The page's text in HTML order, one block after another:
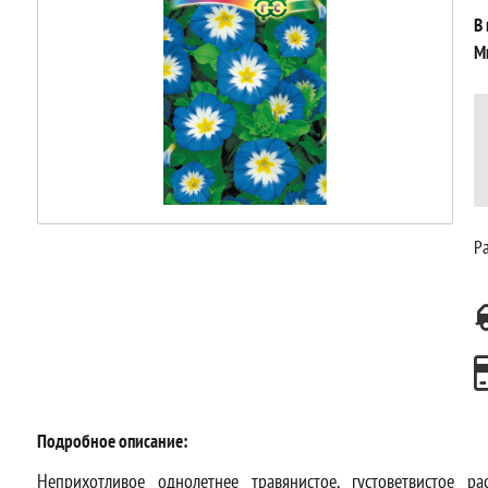
В
Подробное описание:
Неприхотливое однолетнее травянистое,